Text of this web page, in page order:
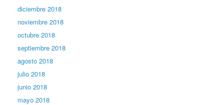
diciembre 2018
noviembre 2018
octubre 2018
septiembre 2018
agosto 2018
julio 2018
junio 2018
mayo 2018